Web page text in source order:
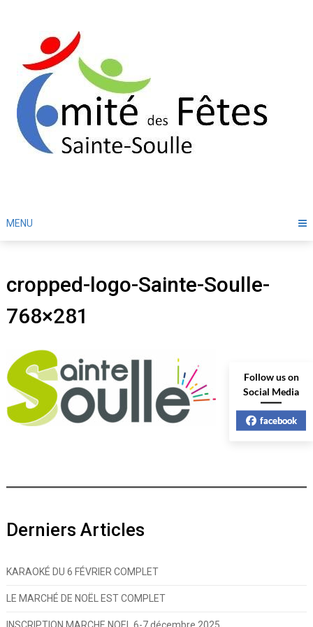
MENU
cropped-logo-Sainte-Soulle-
768×281
Derniers Articles
KARAOKÉ DU 6 FÉVRIER COMPLET
LE MARCHÉ DE NOËL EST COMPLET
Follow us on
Social Media
facebook